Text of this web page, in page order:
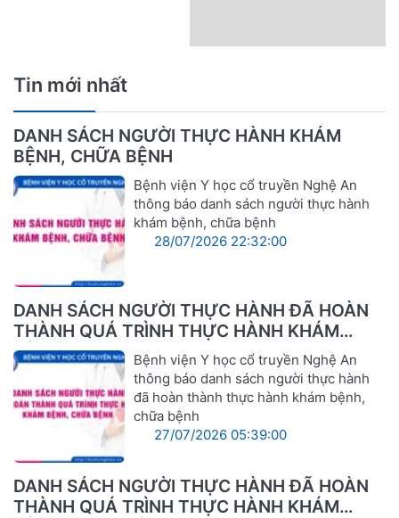
Tin mới nhất
DANH SÁCH NGƯỜI THỰC HÀNH KHÁM
BỆNH, CHỮA BỆNH
Bệnh viện Y học cổ truyền Nghệ An
thông báo danh sách người thực hành
khám bệnh, chữa bệnh
28/07/2026 22:32:00
DANH SÁCH NGƯỜI THỰC HÀNH ĐÃ HOÀN
THÀNH QUÁ TRÌNH THỰC HÀNH KHÁM
BỆNH, CHỮA BỆNHBệnh viện Y học cổ truyền Nghệ An
thông báo danh sách người thực hành
đã hoàn thành thực hành khám bệnh,
chữa bệnh
27/07/2026 05:39:00
DANH SÁCH NGƯỜI THỰC HÀNH ĐÃ HOÀN
THÀNH QUÁ TRÌNH THỰC HÀNH KHÁM